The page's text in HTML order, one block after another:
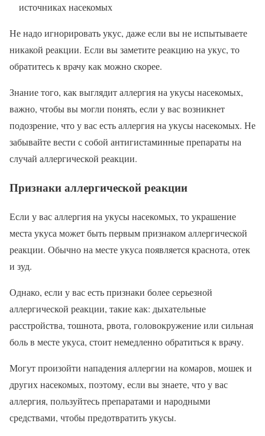
источниках насекомых
Не надо игнорировать укус, даже если вы не испытываете
никакой реакции. Если вы заметите реакцию на укус, то
обратитесь к врачу как можно скорее.
Знание того, как выглядит аллергия на укусы насекомых,
важно, чтобы вы могли понять, если у вас возникнет
подозрение, что у вас есть аллергия на укусы насекомых. Не
забывайте вести с собой антигистаминные препараты на
случай аллергической реакции.
Признаки аллергической реакции
Если у вас аллергия на укусы насекомых, то украшение
места укуса может быть первым признаком аллергической
реакции. Обычно на месте укуса появляется краснота, отек
и зуд.
Однако, если у вас есть признаки более серьезной
аллергической реакции, такие как: дыхательные
расстройства, тошнота, рвота, головокружение или сильная
боль в месте укуса, стоит немедленно обратиться к врачу.
Могут произойти нападения аллергии на комаров, мошек и
других насекомых, поэтому, если вы знаете, что у вас
аллергия, пользуйтесь препаратами и народными
средствами, чтобы предотвратить укусы.